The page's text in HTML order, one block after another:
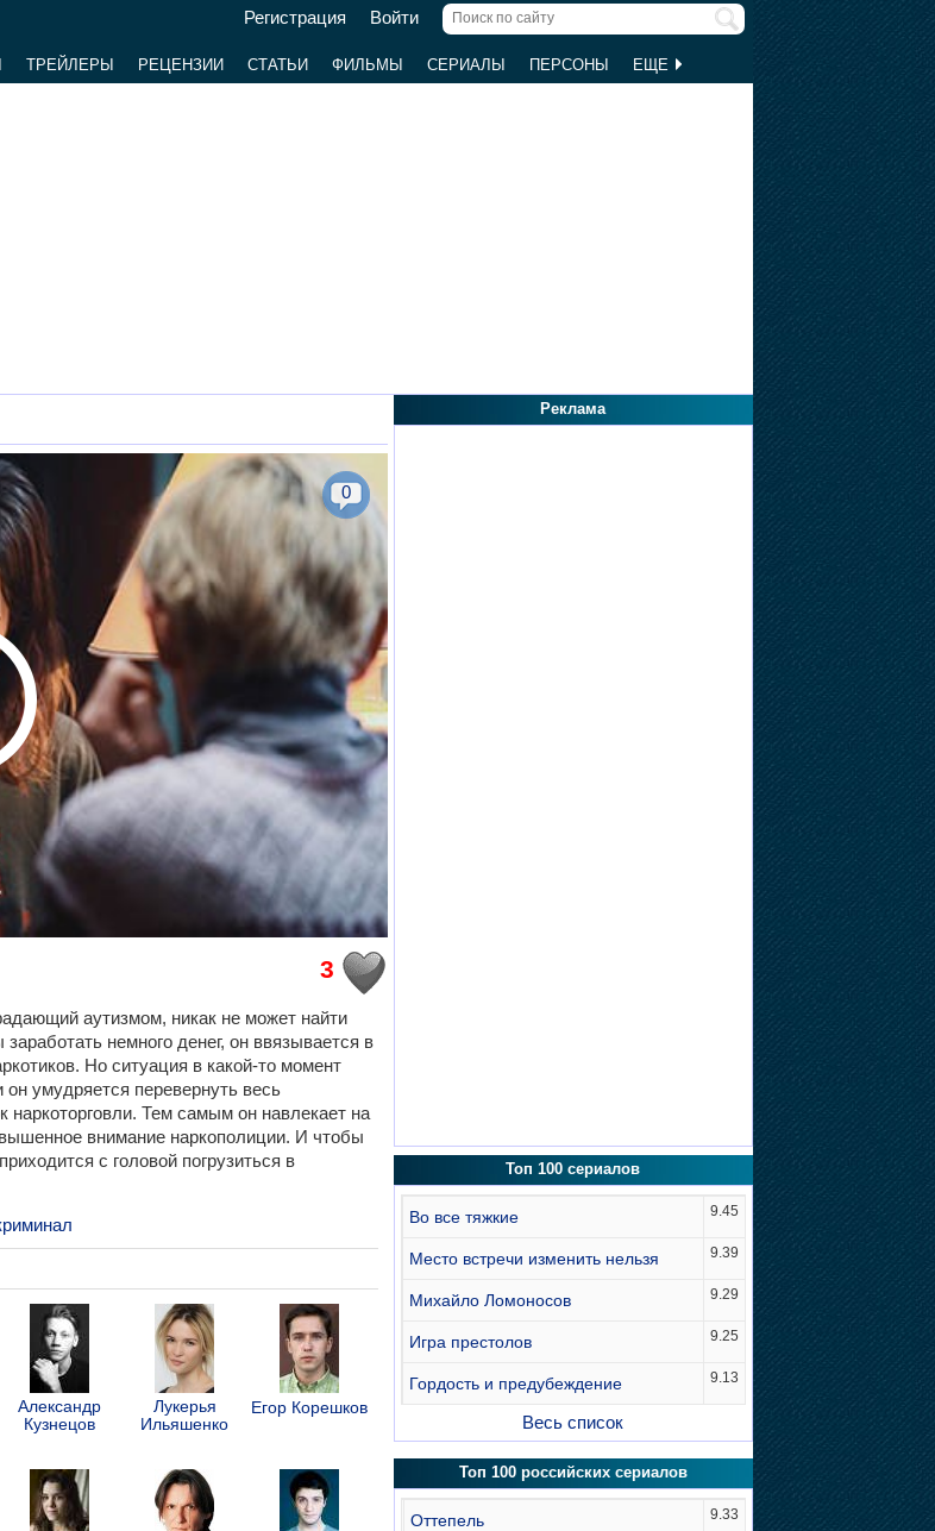
Регистрация Войти
ТРЕЙЛЕРЫ РЕЦЕНЗИИ СТАТЬИ ФИЛЬМЫ СЕРИАЛЫ ПЕРСОНЫ ЕЩЕ
0
3
аутизмом, никак не может найти
немного денег, он ввязывается в
Но ситуация в какой-то момент
он умудряется перевернуть весь
наркоторговли. Тем самым он навлекает на
внимание наркополиции. И чтобы
с головой погрузиться в
Александр
Кузнецов
Лукерья
Ильяшенко
Егор Корешков
Реклама
Топ 100 сериалов
Во все тяжкие 9.45
Место встречи изменить нельзя 9.39
Михайло Ломоносов 9.29
Игра престолов 9.25
Гордость и предубеждение 9.13
Весь список
Топ 100 российских сериалов
Оттепель 9.33